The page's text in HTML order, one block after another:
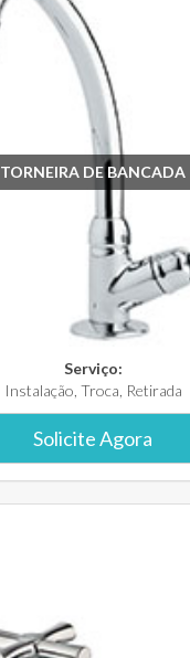
TORNEIRA DE BANCADA
Serviço:
Instalação, Troca, Retirada
Solicite Agora